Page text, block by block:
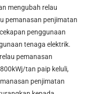
mengubah relau
pemanasan penjimatan
penggunaan
tenaga elektrik.
pemanasan
tan paip keluli,
penjimatan